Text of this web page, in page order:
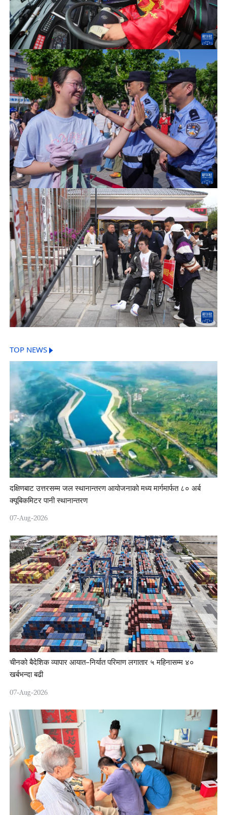
TOP NEWS
दक्षिणबाट उत्तरसम्म जल स्थानान्तरण आयोजनाको मध्य मार्गमार्फत ८० अर्ब
क्यूबिकमिटर पानी स्थानान्तरण
07-Aug-2026
चीनको बैदेशिक व्यापार आयात–निर्यात परिमाण लगातार ५ महिनासम्म ४०
खर्बभन्दा बढी
07-Aug-2026